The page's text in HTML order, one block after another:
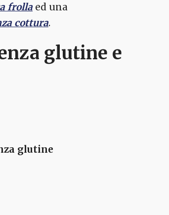
frolla ed una
cottura.
glutine e
glutine